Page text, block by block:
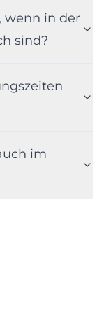
wenn in der
sind?
im